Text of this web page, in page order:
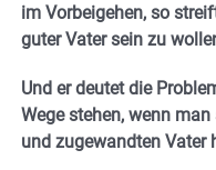
im Vorbeigehen, so
guter Vater sein zu
Und er deutet die
Wege stehen, wenn
und zugewandten Vater